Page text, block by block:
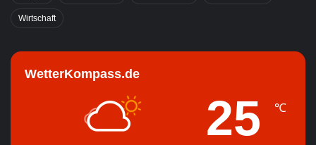
Wirtschaft
WetterKompass.de
25 ℃